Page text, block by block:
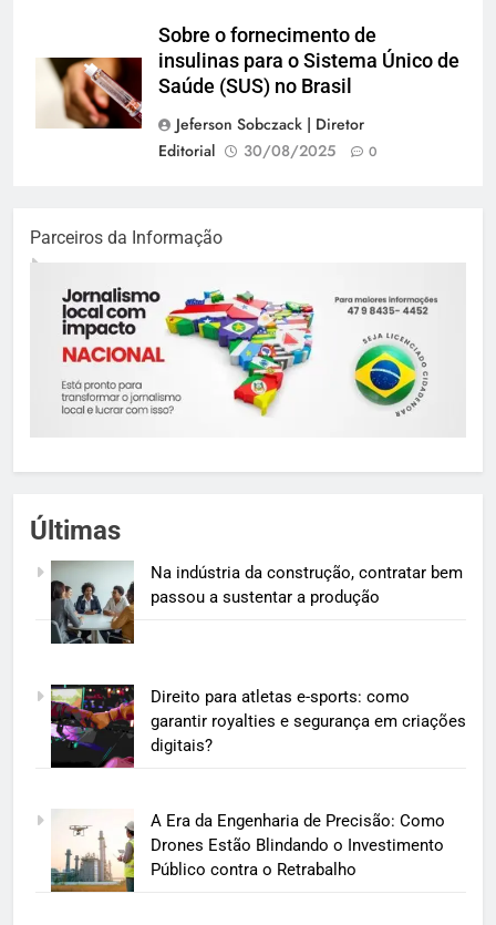
Sobre o fornecimento de
insulinas para o Sistema Único de
Saúde (SUS) no Brasil
Jeferson Sobczack | Diretor
Editorial
30/08/2025 0
Parceiros da Informação
Últimas
Na indústria da construção, contratar bem
passou a sustentar a produção
Direito para atletas e-sports: como
garantir royalties e segurança em criações
digitais?
A Era da Engenharia de Precisão: Como
Drones Estão Blindando o Investimento
Público contra o Retrabalho